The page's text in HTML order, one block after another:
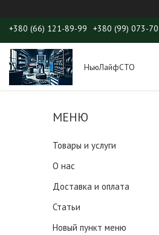
+380 (66) 121-89-99 +380 (99) 073-
НьюЛайфСТО
Товары и услуги
О нас
Доставка и оплата
Статьи
Новый пункт меню